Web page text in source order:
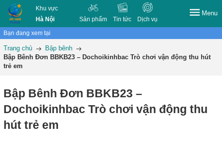
Khu vực
Hà Nội
Sản phẩm Tin tức Dịch vụ
Menu
Bạn đang xem tại
Trang chủ
Bập bênh
Bập Bênh Đơn BBKB23 – Dochoikinhbac Trò chơi vận động thu hút
trẻ em
Bập Bênh Đơn BBKB23 –
Dochoikinhbac Trò chơi vận động thu
hút trẻ em